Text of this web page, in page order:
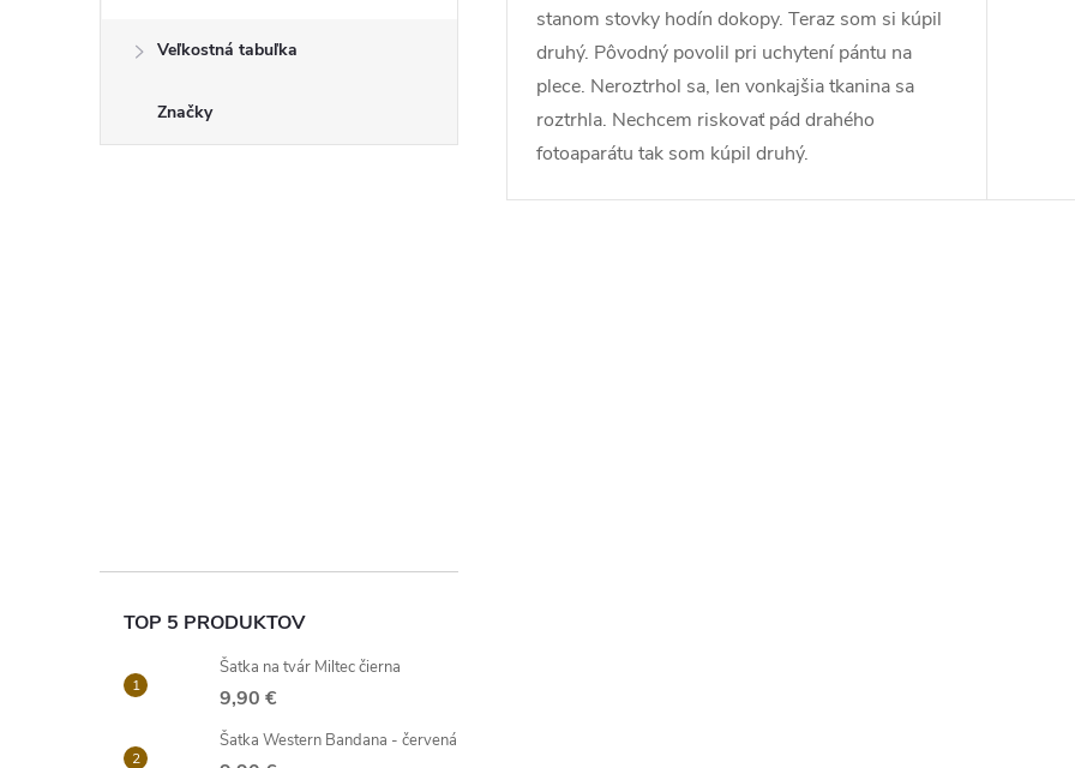
Veľkostná tabuľka
Značky
TOP 5 PRODUKTOV
Šatka na tvár Miltec čierna
9,90 €
Šatka Western Bandana - červená
stanom stovky hodín dokopy. Teraz som si kúpil
druhý. Pôvodný povolil pri uchytení pántu na
plece. Neroztrhol sa, len vonkajšia tkanina sa
roztrhla. Nechcem riskovať pád drahého
fotoaparátu tak som kúpil druhý.